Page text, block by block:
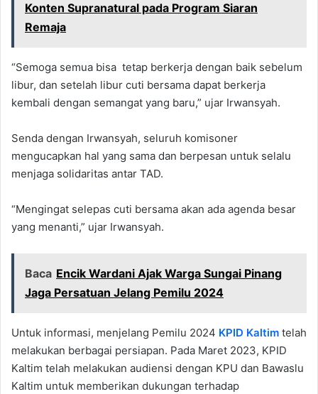
Konten Supranatural pada Program Siaran
Remaja
“Semoga semua bisa tetap berkerja dengan baik sebelum
libur, dan setelah libur cuti bersama dapat berkerja
kembali dengan semangat yang baru,” ujar Irwansyah.
Senda dengan Irwansyah, seluruh komisoner
mengucapkan hal yang sama dan berpesan untuk selalu
menjaga solidaritas antar TAD.
“Mengingat selepas cuti bersama akan ada agenda besar
yang menanti,” ujar Irwansyah.
Baca Encik Wardani Ajak Warga Sungai Pinang
Jaga Persatuan Jelang Pemilu 2024
Untuk informasi, menjelang Pemilu 2024 KPID Kaltim telah
melakukan berbagai persiapan. Pada Maret 2023, KPID
Kaltim telah melakukan audiensi dengan KPU dan Bawaslu
Kaltim untuk memberikan dukungan terhadap